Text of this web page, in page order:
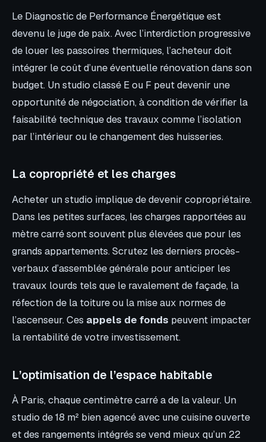
Le Diagnostic de Performance Énergétique est
devenu le juge de paix. Avec l’interdiction progressive
de louer les passoires thermiques, l’acheteur doit
intégrer le coût d’une éventuelle rénovation dans son
budget. Un studio classé E ou F peut devenir une
opportunité de négociation, à condition de vérifier la
faisabilité technique des travaux comme l’isolation
par l’intérieur ou le changement des huisseries.
La copropriété et les charges
Acheter un studio implique de devenir copropriétaire.
Dans les petites surfaces, les charges rapportées au
mètre carré sont souvent plus élevées que pour les
grands appartements. Scrutez les derniers procès-
verbaux d’assemblée générale pour anticiper les
travaux lourds tels que le ravalement de façade, la
réfection de la toiture ou la mise aux normes de
l’ascenseur. Ces appels de fonds peuvent impacter
la rentabilité de votre investissement.
L’optimisation de l’espace habitable
À Paris, chaque centimètre carré a de la valeur. Un
studio de 18 m² bien agencé avec une cuisine ouverte
et des rangements intégrés se vend mieux qu’un 22